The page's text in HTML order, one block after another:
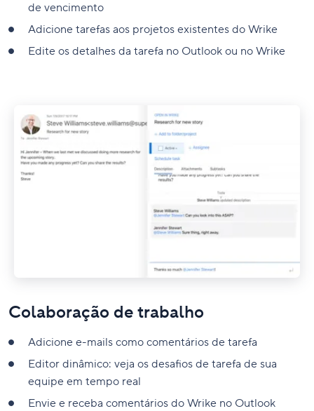
de vencimento
Adicione tarefas aos projetos existentes do Wrike
Edite os detalhes da tarefa no Outlook ou no Wrike
Colaboração de trabalho
Adicione e-mails como comentários de tarefa
Editor dinâmico: veja os desafios de tarefa de sua
equipe em tempo real
Envie e receba comentários do Wrike no Outlook